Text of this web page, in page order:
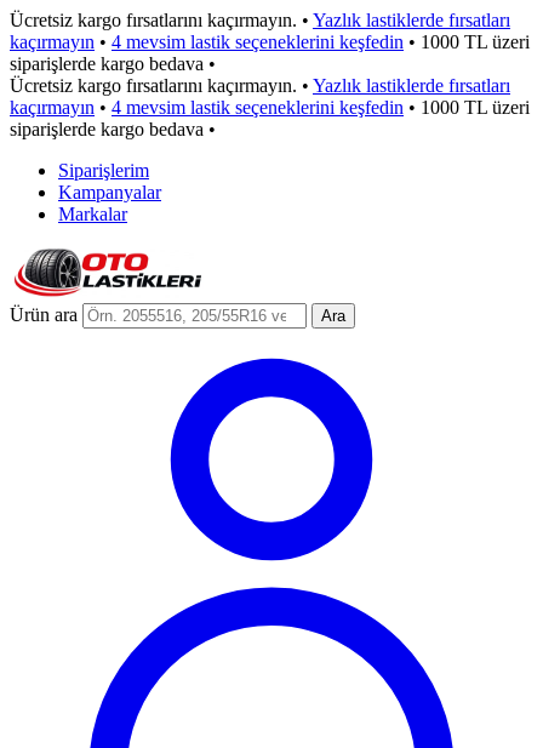
Ücretsiz kargo fırsatlarını kaçırmayın. • Yazlık lastiklerde fırsatları
kaçırmayın • 4 mevsim lastik seçeneklerini keşfedin • 1000 TL üzeri
siparişlerde kargo bedava •
Ücretsiz kargo fırsatlarını kaçırmayın. • Yazlık lastiklerde fırsatları
kaçırmayın • 4 mevsim lastik seçeneklerini keşfedin • 1000 TL üzeri
siparişlerde kargo bedava •
Siparişlerim
Kampanyalar
Markalar
Ürün ara Ara